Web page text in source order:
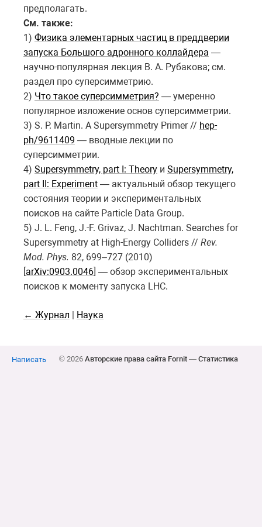
предполагать.
См. также:
1) Физика элементарных частиц в преддверии
запуска Большого адронного коллайдера —
научно-популярная лекция В. А. Рубакова; см.
раздел про суперсимметрию.
2) Что такое суперсимметрия? — умеренно
популярное изложение основ суперсимметрии.
3) S. P. Martin. A Supersymmetry Primer // hep-
ph/9611409 — вводные лекции по
суперсимметрии.
4) Supersymmetry, part I: Theory и Supersymmetry,
part II: Experiment — актуальный обзор текущего
состояния теории и экспериментальных
поисков на сайте Particle Data Group.
5) J. L. Feng, J.-F. Grivaz, J. Nachtman. Searches for
Supersymmetry at High-Energy Colliders // Rev.
Mod. Phys. 82, 699–727 (2010)
arXiv:0903.0046 ] — обзор экспериментальных
поисков к моменту запуска LHC.
← Журнал | Наука
Написать © 2026 Авторские права сайта Fornit— Статистика